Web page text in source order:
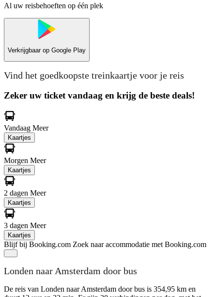
Al uw reisbehoeften op één plek
Verkrijgbaar op Google Play
Vind het goedkoopste treinkaartje voor je reis
Zeker uw ticket vandaag en krijg de beste deals!
Vandaag Meer
Kaartjes
Morgen Meer
Kaartjes
2 dagen Meer
Kaartjes
3 dagen Meer
Kaartjes
Blijf bij Booking.com Zoek naar accommodatie met Booking.com
Londen naar Amsterdam door bus
De reis van Londen naar Amsterdam door bus is 354,95 km en